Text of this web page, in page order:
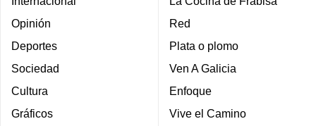
Opinión
Deportes
Sociedad
Cultura
Gráficos
Red
Plata o plomo
Ven A Galicia
Enfoque
Vive el Camino